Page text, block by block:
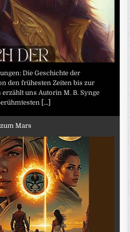
Die Geschichte der
den frühesten Zeiten bis zur
uns Autorin M. B. Synge
[...]
Mars